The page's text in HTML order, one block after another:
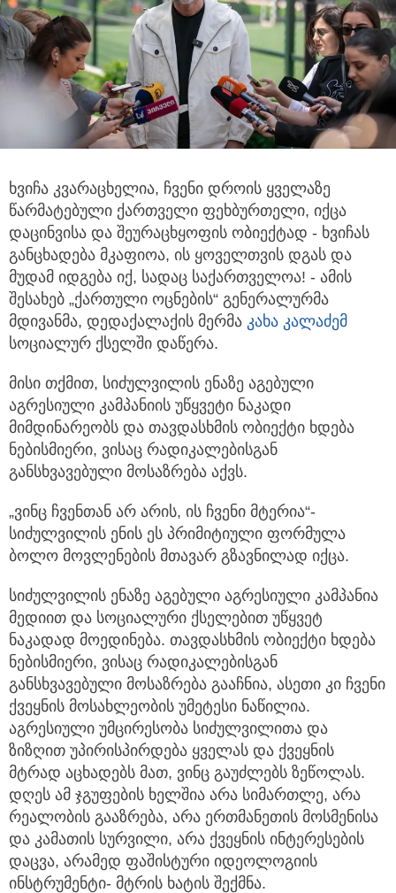
ხვიჩა კვარაცხელია, ჩვენი დროის ყველაზე
წარმატებული ქართველი ფეხბურთელი, იქცა
დაცინვისა და შეურაცხყოფის ობიექტად - ხვიჩას
განცხადება მკაფიოა, ის ყოველთვის დგას და
მუდამ იდგება იქ, სადაც საქართველოა! - ამის
შესახებ „ქართული ოცნების“ გენერალურმა
მდივანმა, დედაქალაქის მერმა კახა კალაძემ
სოციალურ ქსელში დაწერა.
მისი თქმით, სიძულვილის ენაზე აგებული
აგრესიული კამპანიის უწყვეტი ნაკადი
მიმდინარეობს და თავდასხმის ობიექტი ხდება
ნებისმიერი, ვისაც რადიკალებისგან
განსხვავებული მოსაზრება აქვს.
„ვინც ჩვენთან არ არის, ის ჩვენი მტერია“-
სიძულვილის ენის ეს პრიმიტიული ფორმულა
ბოლო მოვლენების მთავარ გზავნილად იქცა.
სიძულვილის ენაზე აგებული აგრესიული კამპანია
მედიით და სოციალური ქსელებით უწყვეტ
ნაკადად მოედინება. თავდასხმის ობიექტი ხდება
ნებისმიერი, ვისაც რადიკალებისგან
განსხვავებული მოსაზრება გააჩნია, ასეთი კი ჩვენი
ქვეყნის მოსახლეობის უმეტესი ნაწილია.
აგრესიული უმცირესობა სიძულვილითა და
ზიზღით უპირისპირდება ყველას და ქვეყნის
მტრად აცხადებს მათ, ვინც გაუძლებს ზეწოლას.
დღეს ამ ჯგუფების ხელშია არა სიმართლე, არა
რეალობის გააზრება, არა ერთმანეთის მოსმენისა
და კამათის სურვილი, არა ქვეყნის ინტერესების
დაცვა, არამედ ფაშისტური იდეოლოგიის
ინსტრუმენტი- მტრის ხატის შექმნა.